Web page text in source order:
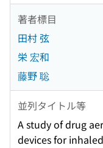
著者標目
田村 弦
栄 宏和
藤野 聡
並列タイトル等
A study of drug
devices for